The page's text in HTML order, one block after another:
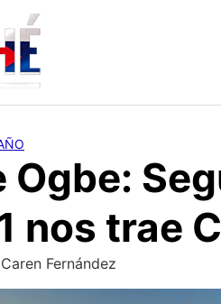
Ogbe:
nos trae
Fernández